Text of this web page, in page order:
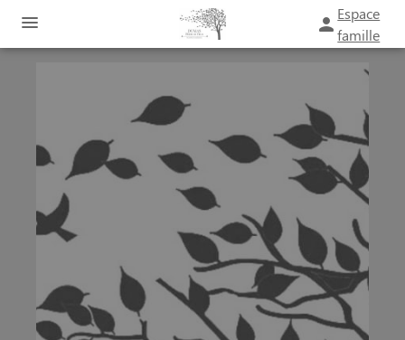
Espace
famille
PRÉVOIR SES OBSÈQUES
SERVICES AUX FAMILLES
MONUMENTS FUNÉRAIRES
NOTRE AGENCE
ESPACES HOMMAGES